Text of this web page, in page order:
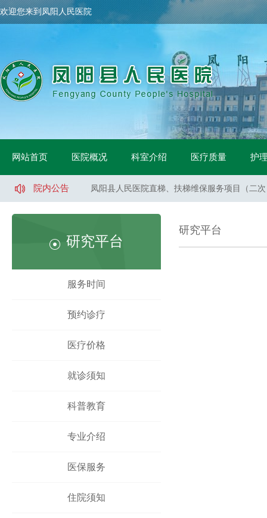
欢迎您来到凤阳人民医院
网站首页 医院概况 科室介绍 医疗质量 护
院内公告
凤阳县人民医院鼻镜询价采购文件
凤阳县人民医院医用液氧采购项目（二次）招
凤阳县人民医院直梯、扶梯维保服务项目（二
凤阳县人民医院直梯、扶梯维保服务项目（一
凤阳县人民医院直梯、扶梯维保服务项目（二
凤阳县人民医院医用液氧采购项目流标公告
凤阳县人民医院索诺声便携超声维修采购询价公
凤阳县人民医院体医融合设备一批采购项目 中
凤阳县人民医院鼻镜询价采购文件
研究平台
服务时间
预约诊疗
医疗价格
就诊须知
科普教育
专业介绍
医保服务
住院须知
研究平台